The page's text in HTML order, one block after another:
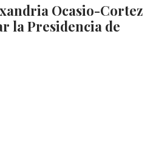
Ocasio-Cortez
la Presidencia de